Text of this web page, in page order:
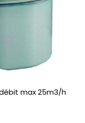
max 25m3/h